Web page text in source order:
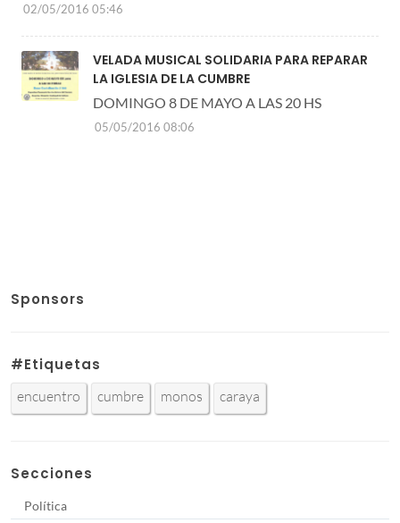
02/05/2016 05:46
VELADA MUSICAL SOLIDARIA PARA REPARAR
LA IGLESIA DE LA CUMBRE
DOMINGO 8 DE MAYO A LAS 20 HS
05/05/2016 08:06
Sponsors
#Etiquetas
encuentro cumbre monos caraya
Secciones
Política